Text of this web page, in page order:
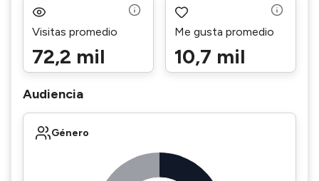
Visitas promedio
72,2 mil
Me gusta promedio
10,7 mil
Audiencia
Género